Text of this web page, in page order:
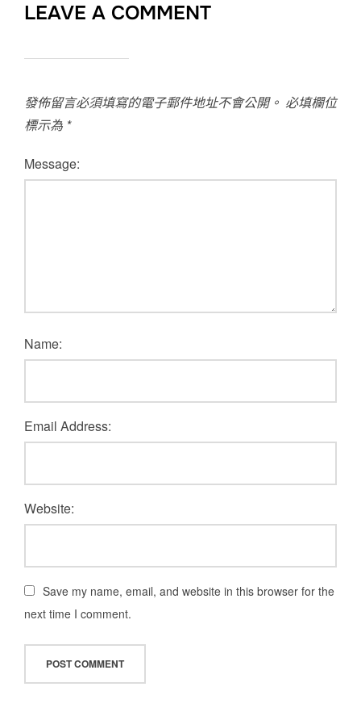
LEAVE A COMMENT
發佈留言必須填寫的電子郵件地址不會公開。 必填欄位
標示為 *
Message:
Name:
Email Address:
Website:
Save my name, email, and website in this browser for the
next time I comment.